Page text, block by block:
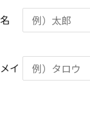
名
メイ